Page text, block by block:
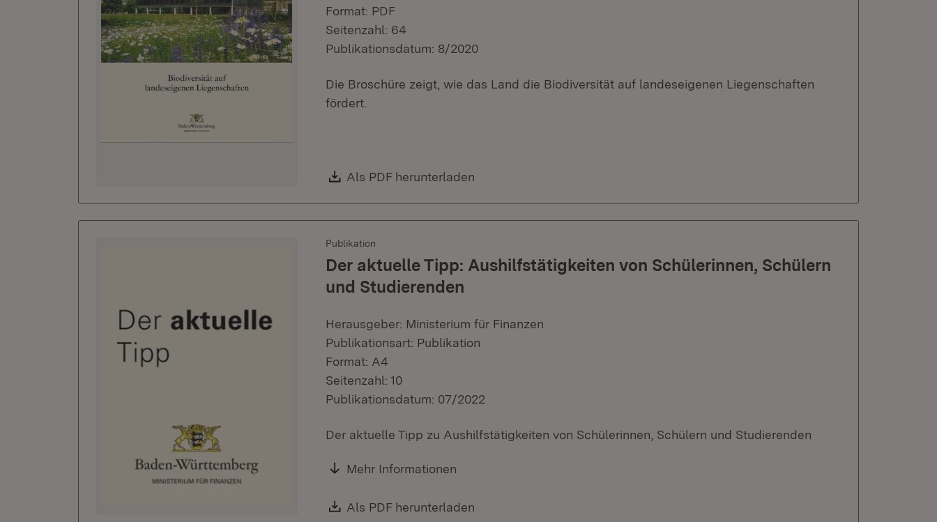
Format: PDF
Seitenzahl: 64
Publikationsdatum: 8/2020
Die Broschüre zeigt, wie das Land die Biodiversität auf landeseigenen Liegenschaften
fördert.
Download:
Als PDF herunterladen
Publikation
Der aktuelle Tipp: Aushilfstätigkeiten von Schülerinnen, Schülern
und Studierenden
Herausgeber: Ministerium für Finanzen
Publikationsart: Publikation
Format: A4
Seitenzahl: 10
Publikationsdatum: 07/2022
Der aktuelle Tipp zu Aushilfstätigkeiten von Schülerinnen, Schülern und Studierenden
Mehr Informationen
Download:
Als PDF herunterladen